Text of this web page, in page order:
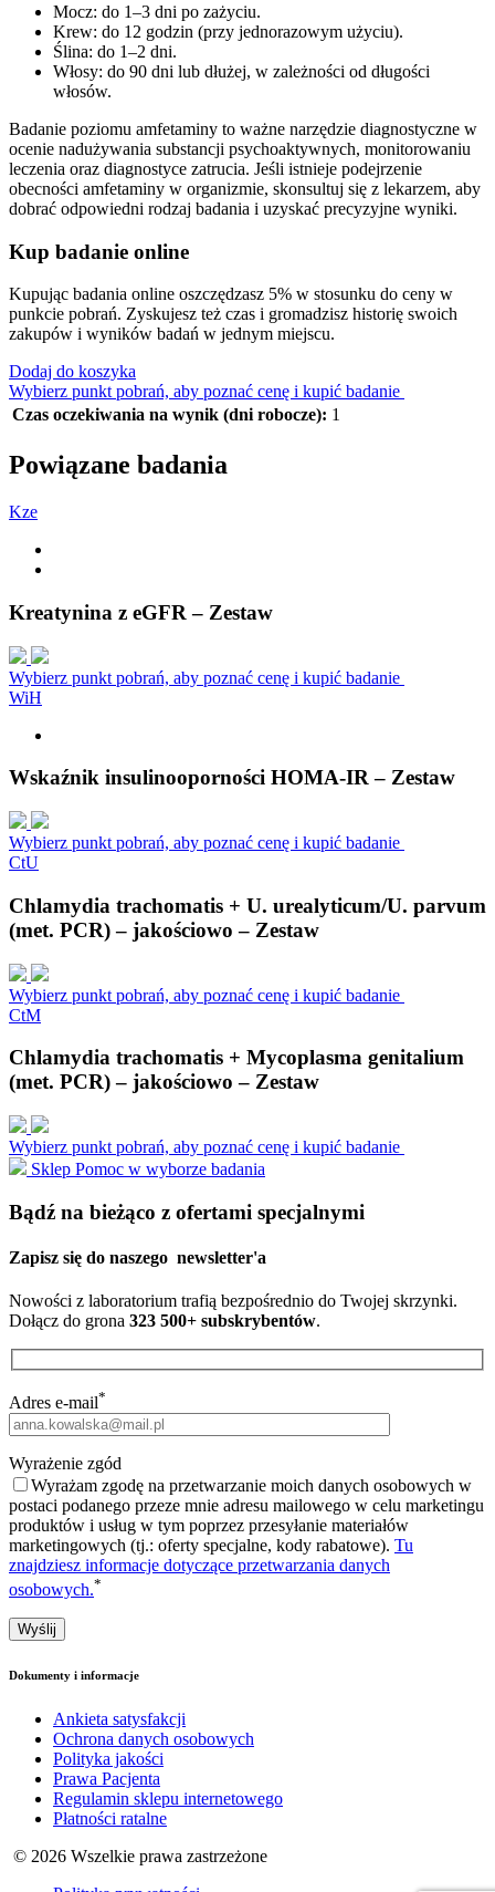
Mocz: do 1–3 dni po zażyciu.
Krew: do 12 godzin (przy jednorazowym użyciu).
Ślina: do 1–2 dni.
Włosy: do 90 dni lub dłużej, w zależności od długości
włosów.
Badanie poziomu amfetaminy to ważne narzędzie diagnostyczne w
ocenie nadużywania substancji psychoaktywnych, monitorowaniu
leczenia oraz diagnostyce zatrucia. Jeśli istnieje podejrzenie
obecności amfetaminy w organizmie, skonsultuj się z lekarzem, aby
dobrać odpowiedni rodzaj badania i uzyskać precyzyjne wyniki.
Kup badanie online
Kupując badania online oszczędzasz 5% w stosunku do ceny w
punkcie pobrań. Zyskujesz też czas i gromadzisz historię swoich
zakupów i wyników badań w jednym miejscu.
Dodaj do koszyka
Wybierz punkt pobrań, aby poznać cenę i kupić badanie
Czas oczekiwania na wynik (dni robocze): 1
Powiązane badania
Kze
Kreatynina z eGFR – Zestaw
Wybierz punkt pobrań, aby poznać cenę i kupić badanie
WiH
Wskaźnik insulinooporności HOMA-IR – Zestaw
Wybierz punkt pobrań, aby poznać cenę i kupić badanie
CtU
Chlamydia trachomatis + U. urealyticum/U. parvum
(met. PCR) – jakościowo – Zestaw
Wybierz punkt pobrań, aby poznać cenę i kupić badanie
CtM
Chlamydia trachomatis + Mycoplasma genitalium
(met. PCR) – jakościowo – Zestaw
Wybierz punkt pobrań, aby poznać cenę i kupić badanie
Sklep Pomoc w wyborze badania
Bądź na bieżąco z ofertami specjalnymi
Zapisz się do naszego newsletter'a
Nowości z laboratorium trafią bezpośrednio do Twojej skrzynki.
Dołącz do grona 323 500+ subskrybentów.
Adres e-mail*
Wyrażenie zgód
Wyrażam zgodę na przetwarzanie moich danych osobowych w
postaci podanego przeze mnie adresu mailowego w celu marketingu
produktów i usług w tym poprzez przesyłanie materiałów
marketingowych (tj.: oferty specjalne, kody rabatowe). Tu
znajdziesz informacje dotyczące przetwarzania danych
osobowych.*
Dokumenty i informacje
Ankieta satysfakcji
Ochrona danych osobowych
Polityka jakości
Prawa Pacjenta
Regulamin sklepu internetowego
Płatności ratalne
© 2026 Wszelkie prawa zastrzeżone